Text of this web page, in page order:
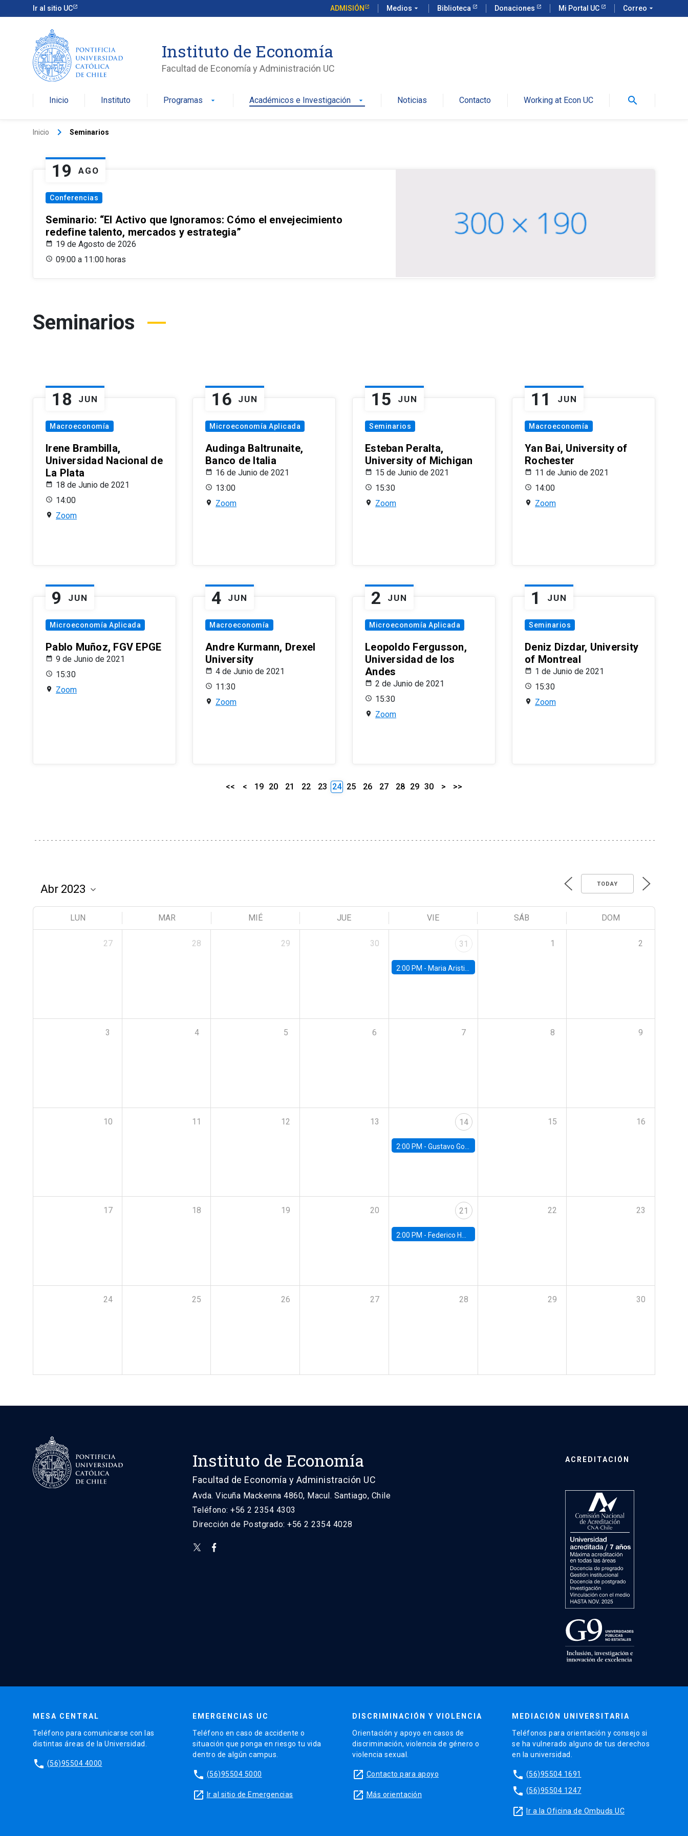
Ir al sitio UC ADMISIÓN Medios arrow_drop_down Biblioteca Donaciones Mi Portal UC Correo arrow_drop_down
Instituto de Economía
Facultad de Economía y Administración UC
Inicio Instituto Programas arrow_drop_down Académicos e Investigación arrow_drop_down Noticias Contacto Working at Econ UC search
Inicio keyboard_arrow_right Seminarios
19 AGO
Conferencias
Seminario: “El Activo que Ignoramos: Cómo el envejecimiento
redefine talento, mercados y estrategia”
19 de Agosto de 2026
09:00 a 11:00 horas
Seminarios
18 JUN
Macroeconomía
Irene Brambilla,
Universidad Nacional de
La Plata
18 de Junio de 2021
14:00
Zoom
16 JUN
Microeconomía Aplicada
Audinga Baltrunaite,
Banco de Italia
16 de Junio de 2021
13:00
Zoom
15 JUN
Seminarios
Esteban Peralta,
University of Michigan
15 de Junio de 2021
15:30
Zoom
11 JUN
Macroeconomía
Yan Bai, University of
Rochester
11 de Junio de 2021
14:00
Zoom
9 JUN
Microeconomía Aplicada
Pablo Muñoz, FGV EPGE
9 de Junio de 2021
15:30
Zoom
4 JUN
Macroeconomía
Andre Kurmann, Drexel
University
4 de Junio de 2021
11:30
Zoom
2 JUN
Microeconomía Aplicada
Leopoldo Fergusson,
Universidad de los
Andes
2 de Junio de 2021
15:30
Zoom
1 JUN
Seminarios
Deniz Dizdar, University
of Montreal
1 de Junio de 2021
15:30
Zoom
<< < 19 20 21 22 23 24 25 26 27 28 29 30 > >>
TODAY
LUN MAR MIÉ JUE VIE SÁB DOM
27 28 29 30 31
2:00 PM - Maria Aristizabal-Ramirez, FED Board
1 2
3 4 5 6 7 8 9
10 11 12 13 14
2:00 PM - Gustavo González - Banco Central de Chile
15 16
17 18 19 20 21
2:00 PM - Federico Huneeus - Banco Central de Chile
22 23
24 25 26 27 28 29 30
Instituto de Economía
Facultad de Economía y Administración UC
Avda. Vicuña Mackenna 4860, Macul. Santiago, Chile
Teléfono: +56 2 2354 4303
Dirección de Postgrado: +56 2 2354 4028
ACREDITACIÓN
MESA CENTRAL
Teléfono para comunicarse con las
distintas áreas de la Universidad.
phone (56)95504 4000
EMERGENCIAS UC
Teléfono en caso de accidente o
situación que ponga en riesgo tu vida
dentro de algún campus.
phone (56)95504 5000
launch Ir al sitio de Emergencias
DISCRIMINACIÓN Y VIOLENCIA
Orientación y apoyo en casos de
discriminación, violencia de género o
violencia sexual.
launch Contacto para apoyo
launch Más orientación
MEDIACIÓN UNIVERSITARIA
Teléfonos para orientación y consejo si
se ha vulnerado alguno de tus derechos
en la universidad.
phone (56)95504 1691
phone (56)95504 1247
launch Ir a la Oficina de Ombuds UC